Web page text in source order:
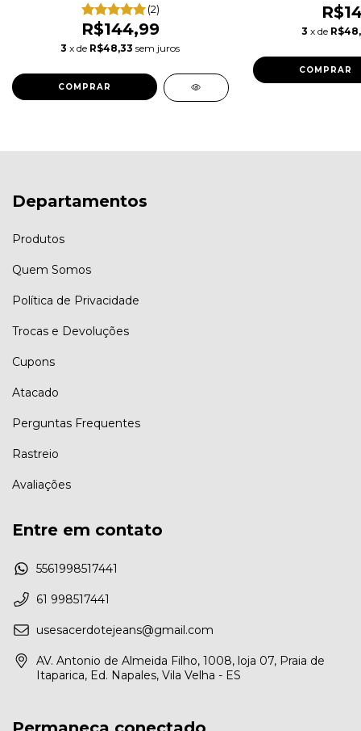
(2)
R$144,99
3 x de R$48,33 sem juros
COMPRAR
3 x de
COMPRAR
Departamentos
Produtos
Quem Somos
Política de Privacidade
Trocas e Devoluções
Cupons
Atacado
Perguntas Frequentes
Rastreio
Avaliações
Entre em contato
5561998517441
61 998517441
usesacerdotejeans@gmail.com
AV. Antonio de Almeida Filho, 1008, loja 07, Praia de
Itaparica, Ed. Napales, Vila Velha - ES